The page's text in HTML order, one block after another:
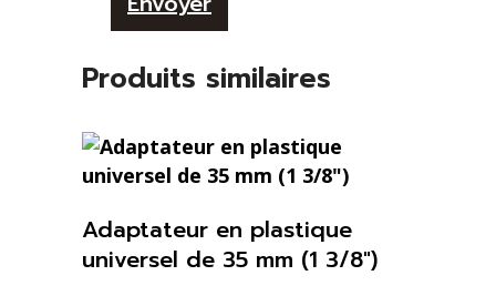
Produits similaires
Adaptateur en plastique
universel de 35 mm (1 3/8″)